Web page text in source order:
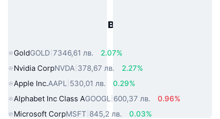
Популярни активи от реалния
GoldGOLD 7346,61 лв.
2.07%
Nvidia CorpNVDA 378,67 лв.
2.27%
Apple Inc.AAPL 530,01 лв.
0.29%
Alphabet Inc Class AGOOGL 600,37 лв.
0.96%
Microsoft CorpMSFT 845,2 лв.
0.03%